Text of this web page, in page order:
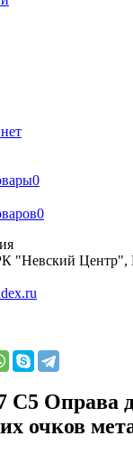
0
0
"Невский Центр",
C5 Оправа
очков